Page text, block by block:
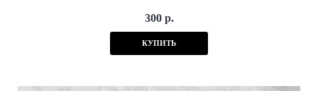
300 р.
КУПИТЬ